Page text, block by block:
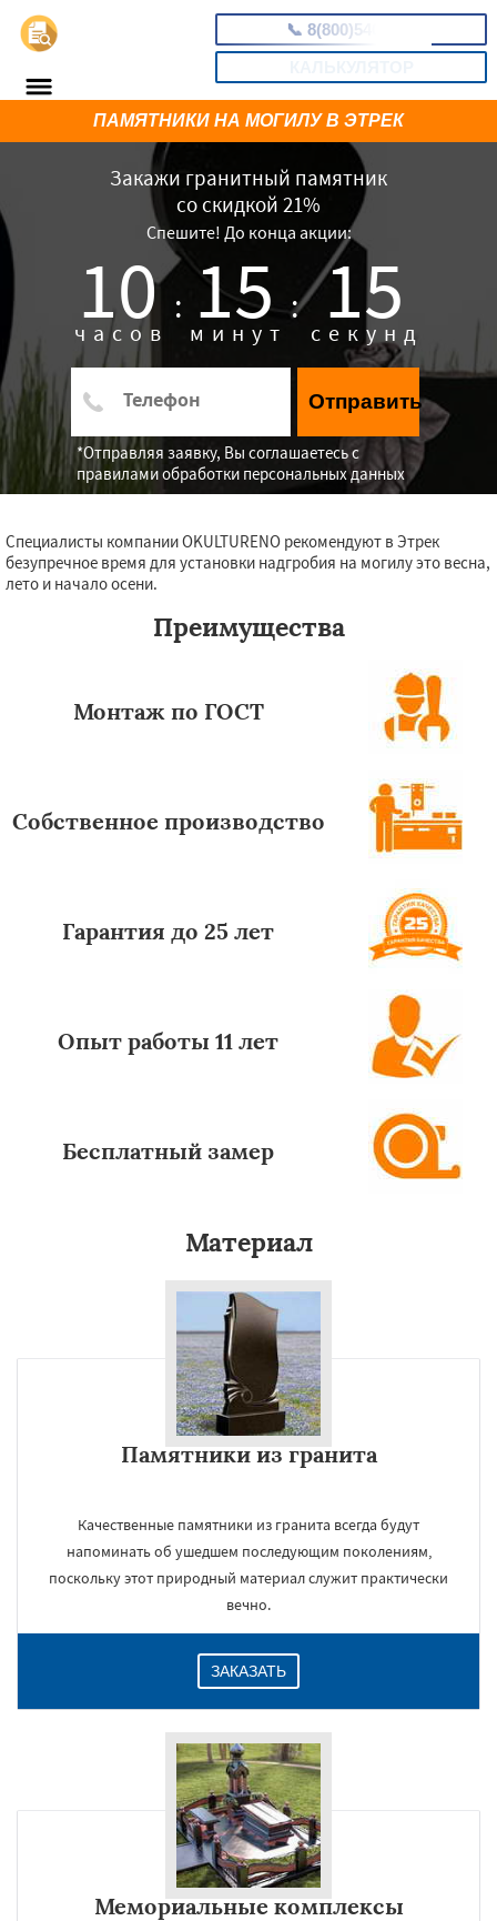
📞 8(800)5403465
Закажи гранитный памятник
со скидкой 21%
Спешите! До конца акции:
10 :
часов 15 :
минут 14
секунд
Отправить
*Отправляя заявку, Вы соглашаетесь с
правилами обработки персональных данных
ПАМЯТНИКИ НА МОГИЛУ В ЭТРЕК
Специалисты компании OKULTURENO рекомендуют в Этрек
безупречное время для установки надгробия на могилу это весна,
лето и начало осени.
Преимущества
Монтаж по ГОСТ
Собственное производство
Гарантия до 25 лет
Опыт работы 11 лет
Бесплатный замер
Материал
Памятники из гранита
Качественные памятники из гранита всегда будут
напоминать об ушедшем последующим поколениям,
поскольку этот природный материал служит практически
вечно.
ЗАКАЗАТЬ
Мемориальные комплексы